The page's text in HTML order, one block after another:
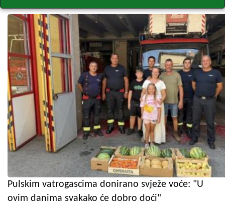
Pulskim vatrogascima donirano svježe voće: "U
ovim danima svakako će dobro doći"